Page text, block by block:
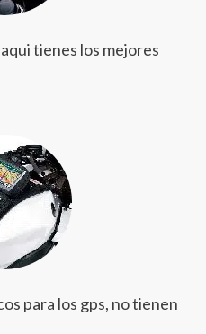
tienes los mejores
para los gps, no tienen